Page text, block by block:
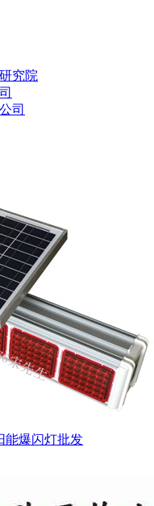
究院
司
能爆闪灯批发